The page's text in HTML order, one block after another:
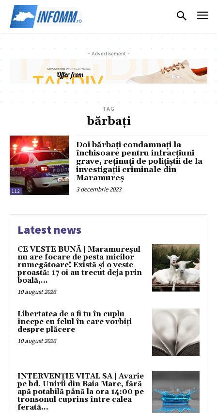
- Advertisement -
TAG
bărbați
112
Doi bărbați condamnați la
închisoare pentru infracțiuni
grave, reținuți de polițiștii de la
investigații criminale din
Maramureș
3 decembrie 2023
Latest news
CE VESTE BUNĂ | Maramureșul
nu are focare de pesta micilor
rumegătoare! Există și o veste
proastă: 17 oi au trecut deja prin
boală,...
10 august 2026
Libertatea de a fi tu în cuplu
începe cu felul în care vorbiți
despre plăcere
10 august 2026
INTERVENȚIE VITAL SA | Avarie
pe bd. Unirii din Baia Mare, fără
apă potabilă până la ora 14:00 pe
tronsonul cuprins între calea
ferată...